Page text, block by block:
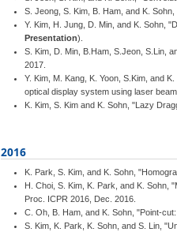
S. Jeong, S. Kim, B. Ham, and K.
Y. Kim, H. Jung, D. Min, and K. Sohn,
Presentation).
S. Kim, D. Min, B.Ham, S.Jeon, S.Lin,
2017.
Y. Kim, M. Kang, K. Yoon, S.Kim, and
optical display system using laser
K. Kim, S. Kim and K. Sohn, "Lazy
2016
K. Park, S. Kim, and K. Sohn,
H. Choi, S. Kim, K. Park, and K. Sohn,
Proc. ICPR 2016, Dec. 2016.
C. Oh, B. Ham, and K. Sohn, "Point-
S. Kim, K. Park, K. Sohn, and S. Lin,